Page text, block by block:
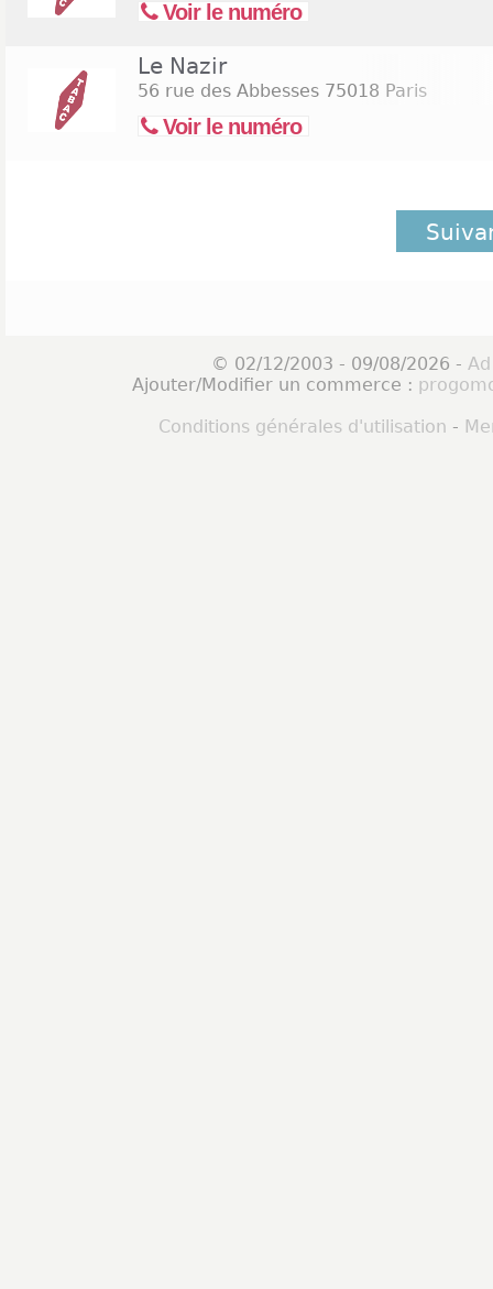
Voir le numéro
Le Nazir
56 rue des Abbesses 75018 Paris
Voir le numéro
© 02/12/2003 - 09/08/2026 -
Ajouter/Modifier un commerce :
Conditions générales d'utilisation -